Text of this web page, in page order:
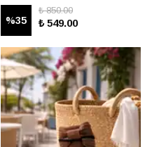
%35
₺ 850.00
₺ 549.00